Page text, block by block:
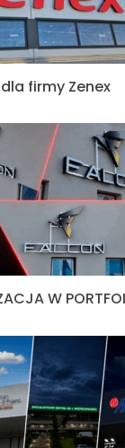
firmy Zenex
W